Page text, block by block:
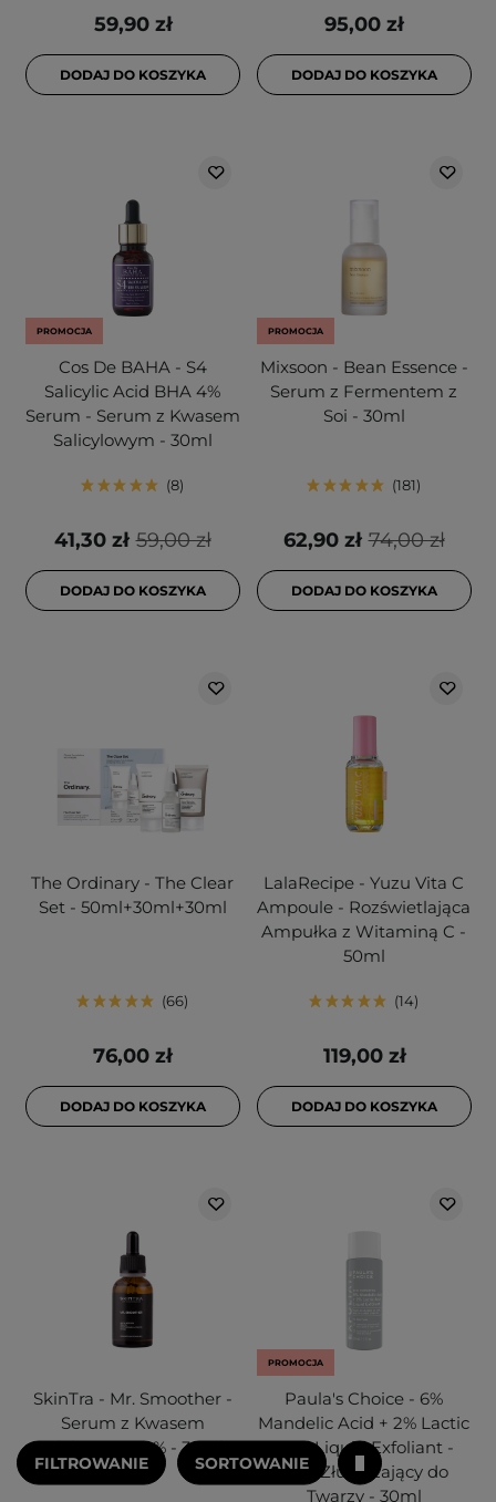
59,90 zł
DODAJ DO KOSZYKA
95,00 zł
DODAJ DO KOSZYKA
PROMOCJA
Cos De BAHA - S4
Salicylic Acid BHA 4%
Serum - Serum z Kwasem
Salicylowym - 30ml
8
59,00 zł
41,30 zł
DODAJ DO KOSZYKA
PROMOCJA
Mixsoon - Bean Essence -
Serum z Fermentem z
Soi - 30ml
181
74,00 zł
62,90 zł
DODAJ DO KOSZYKA
The Ordinary - The Clear
Set - 50ml+30ml+30ml
66
76,00 zł
DODAJ DO KOSZYKA
LalaRecipe - Yuzu Vita C
Ampoule - Rozświetlająca
Ampułka z Witaminą C -
50ml
14
119,00 zł
DODAJ DO KOSZYKA
SkinTra - Mr. Smoother -
Serum z Kwasem
Mlekowym 10% - 30ml
PROMOCJA
Paula's Choice - 6%
Mandelic Acid + 2% Lactic
Acid Liquid Exfoliant -
Płyn Złuszczający do
Twarzy - 30ml
FILTROWANIE SORTOWANIE